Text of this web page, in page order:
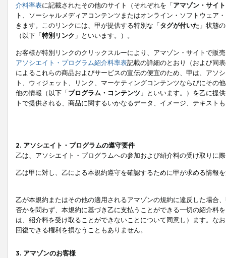
介料率表に記載されたその他のサイト（それぞれを「アマゾン・サイト
ト、ソーシャルメディアコンテンツまたはオンライン・ソフトウェア
きます。このリンクには、甲が提供する特別な「タグが付いた 」状態
（以下「特別リンク 」といいます。）。
お客様が特別リンクのクリックスルーにより、アマゾン・サイトで販
アソシエイト・プログラム紹介料率表記載の詳細のとおり（および同
によるこれらの商品およびサービスの宣伝の便宜のため、甲は、アソ
ト、ウィジェット、リンク、マーケティングコンテンツならびにその
他の情報（以下「プログラム・コンテンツ 」といいます。）を乙に提
トで提供される、商品に関するいかなるデータ、イメージ、テキス
2. アソシエイト・プログラムの遵守要件
乙は、アソシエイト・プログラムへの参加および紹介料の受け取りに
乙は甲に対し、乙による本規約遵守を確認するために甲が求める情報
乙が本規約またはその他の適用されるアマゾンの規約に違反した場合
否かを問わず、本規約に基づき乙に支払うことができる一切の紹介料
は、紹介料を受け取ることができないことについて同意し）ます。な
回復できる権利を損なうこともありません。
3. アマゾンのお客様